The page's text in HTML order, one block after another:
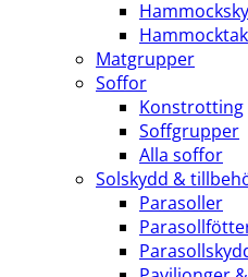
Hammocktak
Matgrupper
Soffor
Konstrotting
Soffgrupper
Alla soffor
Solskydd &
Parasoller